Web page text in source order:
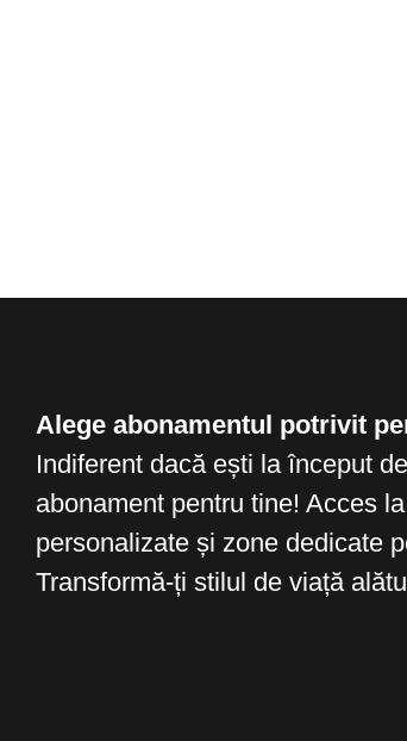
Alege abonamentul potrivit
Indiferent dacă ești la început
abonament pentru tine! Acces
personalizate și zone dedicate
Transformă-ți stilul de viață